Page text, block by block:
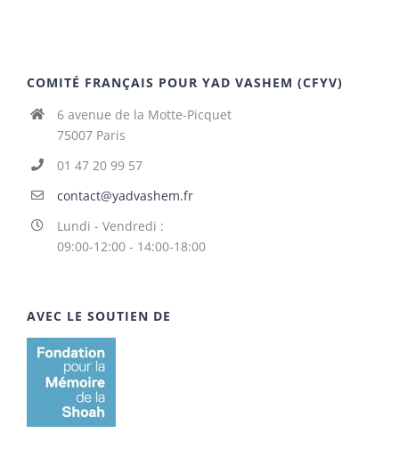
COMITÉ FRANÇAIS POUR YAD VASHEM (CFYV)
6 avenue de la Motte-Picquet
75007 Paris
01 47 20 99 57
contact@yadvashem.fr
Lundi - Vendredi :
09:00-12:00 - 14:00-18:00
AVEC LE SOUTIEN DE